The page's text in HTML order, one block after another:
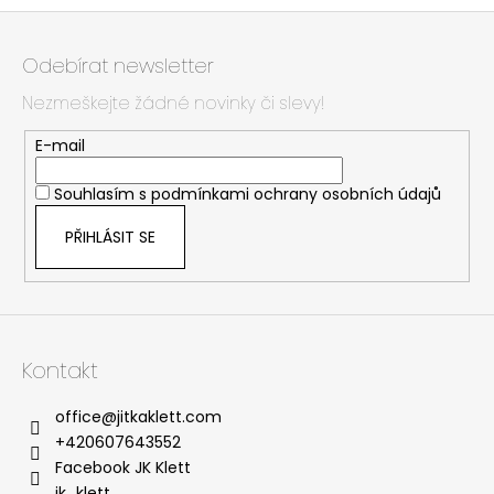
Z
Odebírat newsletter
Nezmeškejte žádné novinky či slevy!
E-mail
Souhlasím s podmínkami ochrany osobních údajů
PŘIHLÁSIT SE
Kontakt
office@jitkaklett.com
+420607643552
Facebook JK Klett